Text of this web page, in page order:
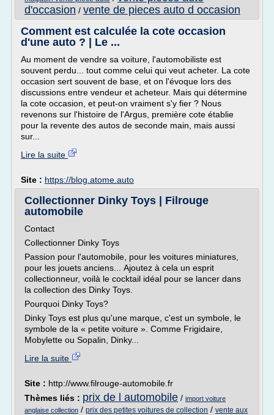
d'occasion / vente de pieces auto d occasion
Comment est calculée la cote occasion
d'une auto ? | Le ...
Au moment de vendre sa voiture, l'automobiliste est
souvent perdu... tout comme celui qui veut acheter. La cote
occasion sert souvent de base, et on l'évoque lors des
discussions entre vendeur et acheteur. Mais qui détermine
la cote occasion, et peut-on vraiment s'y fier ? Nous
revenons sur l'histoire de l'Argus, première cote établie
pour la revente des autos de seconde main, mais aussi
sur...
Lire la suite
Site : https://blog.atome.auto
Collectionner Dinky Toys | Filrouge
automobile
Contact
Collectionner Dinky Toys
Passion pour l'automobile, pour les voitures miniatures,
pour les jouets anciens... Ajoutez à cela un esprit
collectionneur, voilà le cocktail idéal pour se lancer dans
la collection des Dinky Toys.
Pourquoi Dinky Toys?
Dinky Toys est plus qu'une marque, c'est un symbole, le
symbole de la « petite voiture ». Comme Frigidaire,
Mobylette ou Sopalin, Dinky...
Lire la suite
Site : http://www.filrouge-automobile.fr
Thèmes liés : prix de l automobile / import voiture
anglaise collection / prix des petites voitures de collection / vente aux